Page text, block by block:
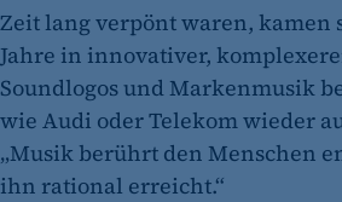
Zeit lang verpönt waren, kamen
Jahre in innovativer,
Soundlogos und Markenmusik
wie Audi oder Telekom wieder
„Musik berührt den Menschen
ihn rational erreicht.“